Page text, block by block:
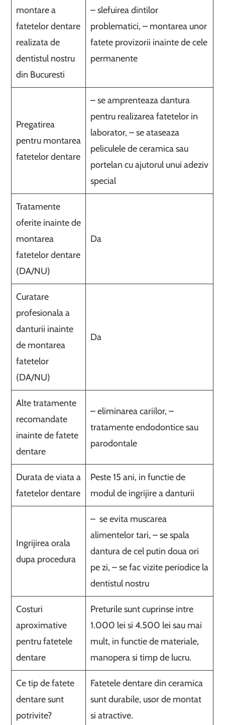
montare a
fatetelor dentare
realizata de
dentistul nostru
din Bucuresti
– slefuirea dintilor
problematici, – montarea unor
fatete provizorii inainte de cele
permanente
Pregatirea
pentru montarea
fatetelor dentare
– se amprenteaza dantura
pentru realizarea fatetelor in
laborator, – se ataseaza
peliculele de ceramica sau
portelan cu ajutorul unui adeziv
special
Tratamente
oferite inainte de
montarea
fatetelor dentare
(DA/NU)
Da
Curatare
profesionala a
danturii inainte
de montarea
fatetelor
(DA/NU)
Da
Alte tratamente
recomandate
inainte de fatete
dentare
– eliminarea cariilor, –
tratamente endodontice sau
parodontale
Durata de viata a
fatetelor dentare
Peste 15 ani, in functie de
modul de ingrijire a danturii
Ingrijirea orala
dupa procedura
– se evita muscarea
alimentelor tari, – se spala
dantura de cel putin doua ori
pe zi, – se fac vizite periodice la
dentistul nostru
Costuri
aproximative
pentru fatetele
dentare
Preturile sunt cuprinse intre
1.000 lei si 4.500 lei sau mai
mult, in functie de materiale,
manopera si timp de lucru.
Ce tip de fatete
dentare sunt
potrivite?
Fatetele dentare din ceramica
sunt durabile, usor de montat
si atractive.